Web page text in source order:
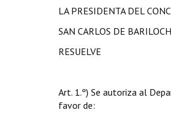
LA PRESIDENTA DEL
SAN CARLOS DE
RESUELVE
Art. 1.º) Se autoriza al
favor de: